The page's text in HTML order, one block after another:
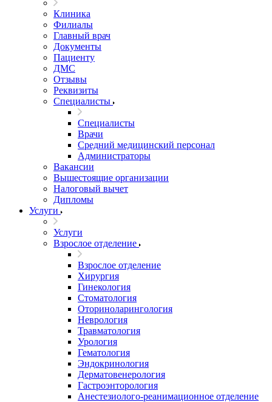
Клиника
Филиалы
Главный врач
Документы
Пациенту
ДМС
Отзывы
Реквизиты
Специалисты
Специалисты
Врачи
Средний медицинский персонал
Администраторы
Вакансии
Вышестоящие организации
Налоговый вычет
Дипломы
Услуги
Услуги
Взрослое отделение
Взрослое отделение
Хирургия
Гинекология
Стоматология
Оториноларингология
Неврология
Травматология
Урология
Гематология
Эндокринология
Дерматовенерология
Гастроэнторология
Анестезиолого-реанимационное отделение